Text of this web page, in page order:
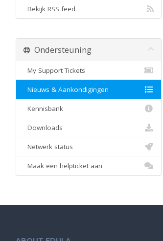
Bekijk RSS feed
Ondersteuning
My Support Tickets
Nieuws & Aankondigingen
Kennisbank
Downloads
Netwerk status
Maak een helpticket aan